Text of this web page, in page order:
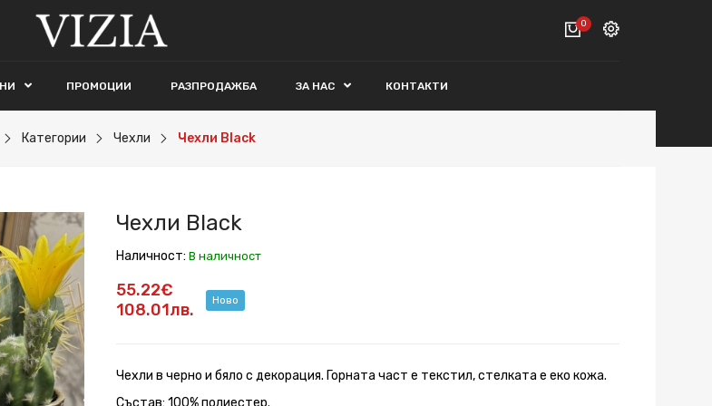
0
ВАШАТА КОЛИЧКА Е ПРАЗНА.
ПРОМОЦИИ РАЗПРОДАЖБА ЗА НАС КОНТАКТИ
Категории Чехли Чехли Black
Чехли Black
Наличност: В наличност
55.22€
108.01лв.
Ново
Чехли в черно и бяло с декорация. Горната част е текстил, стелката е еко кожа.
Състав: 100% полиестер.